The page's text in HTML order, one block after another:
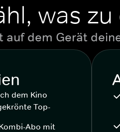
was
auf dem Gerät
dem Kino
Top-
Abo mit